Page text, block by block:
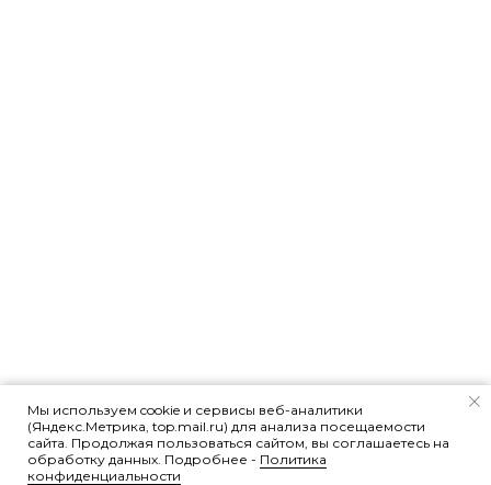
Мы используем cookie и сервисы веб-аналитики
(Яндекс.Метрика, top.mail.ru) для анализа посещаемости
сайта. Продолжая пользоваться сайтом, вы соглашаетесь на
обработку данных. Подробнее - Политика
конфиденциальности